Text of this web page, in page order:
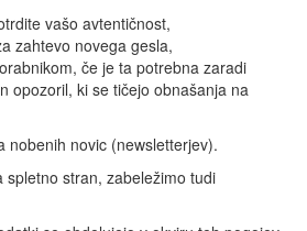
vašo avtentičnost,
zahtevo novega gesla,
če je ta potrebna zaradi
opozoril, ki se tičejo obnašanja na
nobenih novic (newsletterjev).
spletno stran, zabeležimo tudi